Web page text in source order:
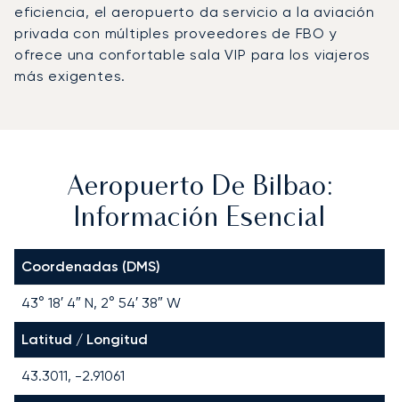
eficiencia, el aeropuerto da servicio a la aviación
privada con múltiples proveedores de FBO y
ofrece una confortable sala VIP para los viajeros
más exigentes.
Aeropuerto De Bilbao:
Información Esencial
Coordenadas (DMS)
43° 18′ 4″ N, 2° 54′ 38″ W
Latitud / Longitud
43.3011, -2.91061